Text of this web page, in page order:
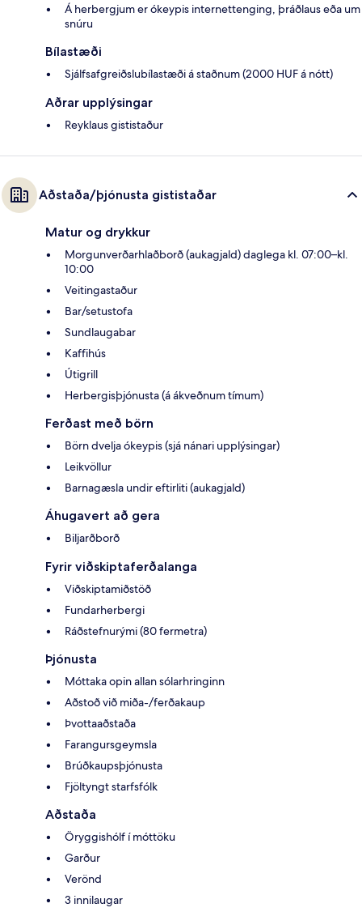
Á herbergjum er ókeypis internettenging, þráðlaus eða um
snúru
Bílastæði
Sjálfsafgreiðslubílastæði á staðnum (2000 HUF á nótt)
Aðrar upplýsingar
Reyklaus gististaður
Aðstaða/þjónusta gististaðar
Matur og drykkur
Morgunverðarhlaðborð (aukagjald) daglega kl. 07:00–kl.
10:00
Veitingastaður
Bar/setustofa
Sundlaugabar
Kaffihús
Útigrill
Herbergisþjónusta (á ákveðnum tímum)
Ferðast með börn
Börn dvelja ókeypis (sjá nánari upplýsingar)
Leikvöllur
Barnagæsla undir eftirliti (aukagjald)
Áhugavert að gera
Biljarðborð
Fyrir viðskiptaferðalanga
Viðskiptamiðstöð
Fundarherbergi
Ráðstefnurými (80 fermetra)
Þjónusta
Móttaka opin allan sólarhringinn
Aðstoð við miða-/ferðakaup
Þvottaaðstaða
Farangursgeymsla
Brúðkaupsþjónusta
Fjöltyngt starfsfólk
Aðstaða
Öryggishólf í móttöku
Garður
Verönd
3 innilaugar